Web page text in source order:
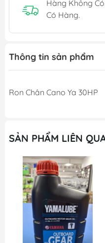
Hàng Không Có
Có Hàng.
Thông tin sản phẩm
Ron Chân Cano Ya 30HP
SẢN PHẨM LIÊN